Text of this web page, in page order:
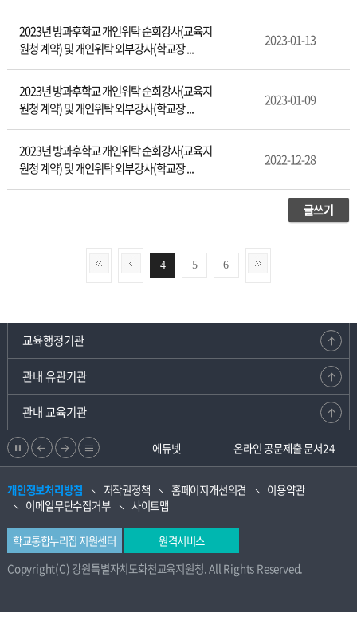
2023년 방과후학교 개인위탁 순회강사(교육지
원청 계약) 및 개인위탁 외부강사(학교장 ...
2023-01-13
2023년 방과후학교 개인위탁 순회강사(교육지
원청 계약) 및 개인위탁 외부강사(학교장 ...
2023-01-09
2023년 방과후학교 개인위탁 순회강사(교육지
원청 계약) 및 개인위탁 외부강사(학교장 ...
2022-12-28
글쓰기
4 5 6
교육행정기관
관내 유관기관
관내 교육기관
정
지
이
전
으
로
다
음
으
로
리
스
트
강원교육청지부 에듀넷 온라인 공문제출 문서24
개인정보처리방침 저작권정책 홈페이지개선의견
이용약관
이메일무단수집거부
사이트맵
학교통합누리집 지원센터
원격서비스
Copyright(C) 강원특별자치도화천교육지원청. All Rights Reserved.